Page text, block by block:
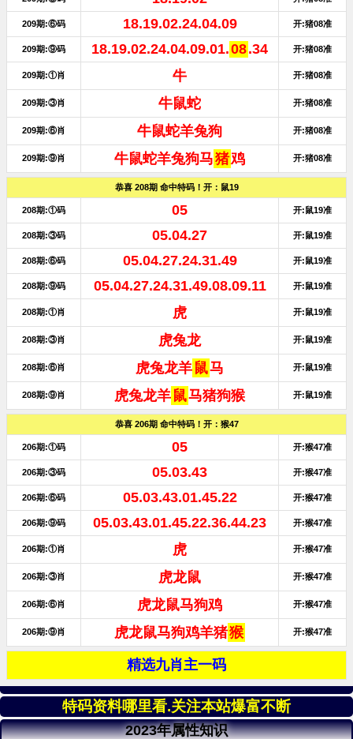
特码资料哪里看.关注本站爆富不断
2023年属性知识